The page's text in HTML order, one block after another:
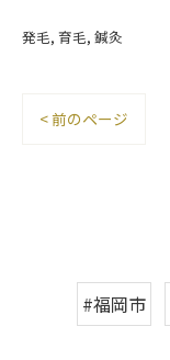
発毛 育毛 鍼灸
< 前のページ
#福岡市